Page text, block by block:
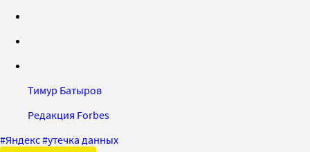
Тимур Батыров
Редакция Forbes
#Яндекс#утечка данных